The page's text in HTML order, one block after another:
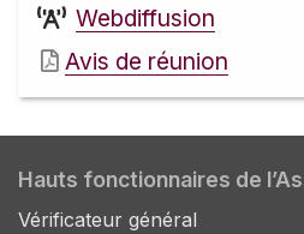
Webdiffusion
Avis de réunion
Hauts fonctionnaires de
Vérificateur général